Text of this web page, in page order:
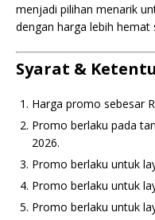
menjadi pilihan menarik
dengan harga lebih
Syarat &
Harga promo sebesar
Promo berlaku pada
2026.
Promo berlaku untuk
Promo berlaku untuk
Promo berlaku untuk